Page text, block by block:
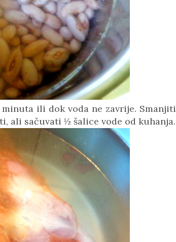
ili dok voda ne zavrije. Smanjiti
ali sačuvati ½ šalice vode od kuhanja.